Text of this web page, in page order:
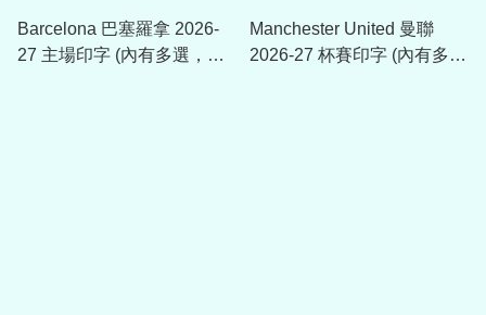
Barcelona 巴塞羅拿 2026-
27 主場印字 (內有多選，不
Manchester United 曼聯
2026-27 杯賽印字 (內有多